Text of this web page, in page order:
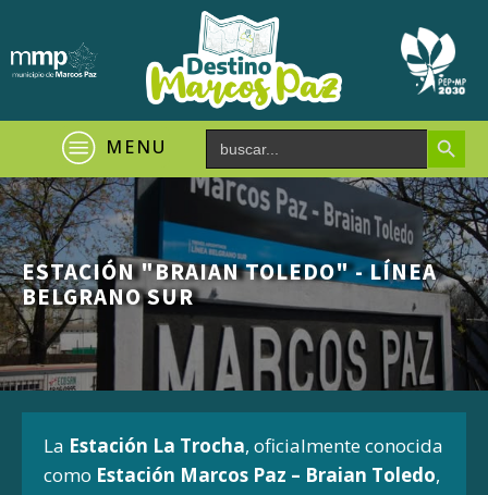
MENU Search
for:
Search Button
ESTACIÓN "BRAIAN TOLEDO" - LÍNEA
BELGRANO SUR
La Estación La Trocha, oficialmente conocida
como Estación Marcos Paz – Braian Toledo,